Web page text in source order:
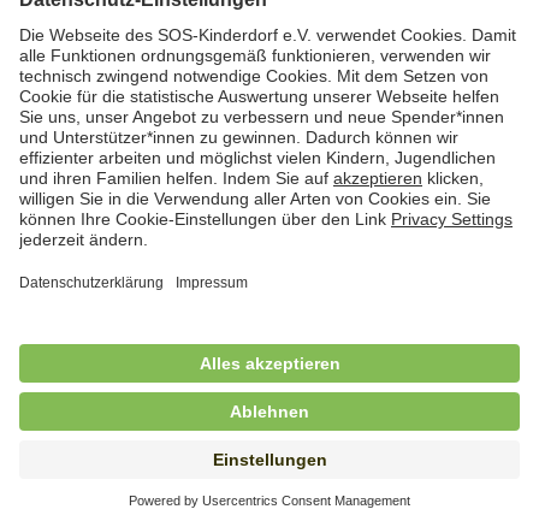
Hauswirtschaftskraft (m/w/d)
in Teilzeit (mind. 20 - max. 30 Std./.Wo.), SOS-
Kinderdorf Essen, Essen
Hauswirtschaftskraft (m/w/d)
Kinderdorf Dortmund, Hagen
Hauswirtschaftskraft (m/w/d) für
in unbefristeter Anstellung, Teilzeit (19,25 Std./Wo.),